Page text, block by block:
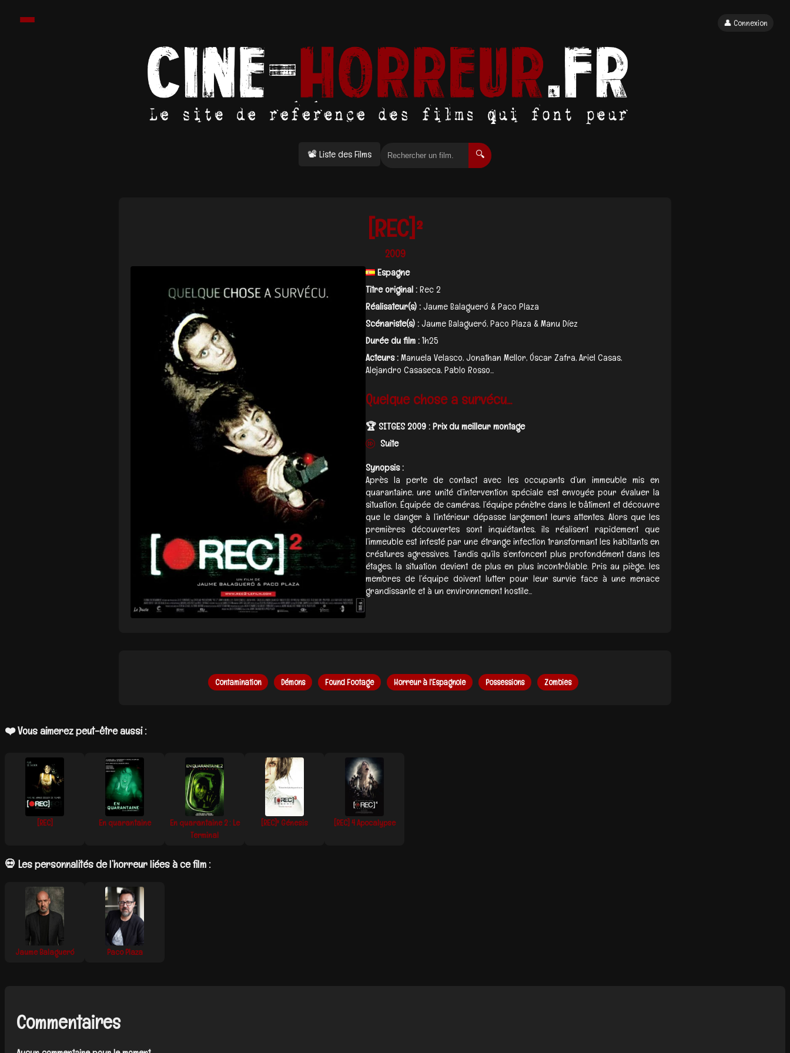
📽 Liste des Films 🔍
👤 Connexion
[REC]²
2009
Espagne
Titre original :Rec 2
Réalisateur(s) :Jaume Balagueró & Paco Plaza
Scénariste(s) :Jaume Balagueró, Paco Plaza & Manu Díez
Durée du film :1h25
Acteurs :Manuela Velasco, Jonathan Mellor, Óscar Zafra, Ariel Casas,
Alejandro Casaseca, Pablo Rosso...
Quelque chose a survécu...
🏆 SITGES 2009 : Prix du meilleur montage
Suite
Synopsis :
Après la perte de contact avec les occupants d’un immeuble mis en
quarantaine, une unité d’intervention spéciale est envoyée pour évaluer la
situation. Équipée de caméras, l’équipe pénètre dans le bâtiment et découvre
que le danger à l’intérieur dépasse largement leurs attentes. Alors que les
premières découvertes sont inquiétantes, ils réalisent rapidement que
l’immeuble est infesté par une étrange infection transformant les habitants en
créatures agressives. Tandis qu’ils s’enfoncent plus profondément dans les
étages, la situation devient de plus en plus incontrôlable. Pris au piège, les
membres de l’équipe doivent lutter pour leur survie face à une menace
grandissante et à un environnement hostile...
Contamination Démons Found Footage Horreur à l'Espagnole Possessions Zombies
❤️ Vous aimerez peut-être aussi :
[REC] En quarantaine
En quarantaine 2 : Le
Terminal
[REC]³ Génesis [REC] 4 Apocalypse
💀 Les personnalités de l’horreur liées à ce film :
Jaume Balagueró Paco Plaza
Commentaires